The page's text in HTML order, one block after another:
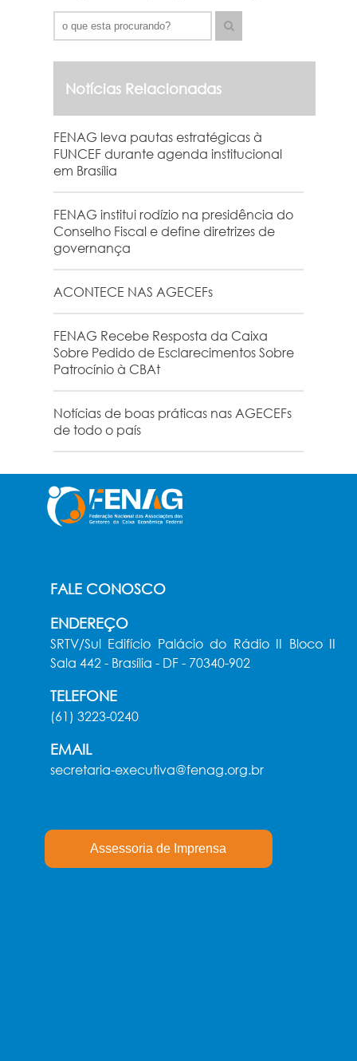
Notícias Relacionadas
FENAG leva pautas estratégicas à
FUNCEF durante agenda institucional
em Brasília
FENAG institui rodízio na presidência do
Conselho Fiscal e define diretrizes de
governança
ACONTECE NAS AGECEFs
FENAG Recebe Resposta da Caixa
Sobre Pedido de Esclarecimentos Sobre
Patrocínio à CBAt
Notícias de boas práticas nas AGECEFs
de todo o país
FALE CONOSCO
ENDEREÇO
SRTV/Sul Edifício Palácio do Rádio II Bloco II
Sala 442 - Brasília - DF - 70340-902
TELEFONE
(61) 3223-0240
EMAIL
secretaria-executiva@fenag.org.br
Assessoria de Imprensa